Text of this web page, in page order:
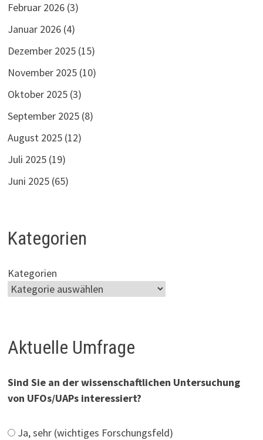
Februar 2026 (3)
Januar 2026 (4)
Dezember 2025 (15)
November 2025 (10)
Oktober 2025 (3)
September 2025 (8)
August 2025 (12)
Juli 2025 (19)
Juni 2025 (65)
Kategorien
Kategorien
Aktuelle Umfrage
Sind Sie an der wissenschaftlichen Untersuchung
von UFOs/UAPs interessiert?
Ja, sehr (wichtiges Forschungsfeld)